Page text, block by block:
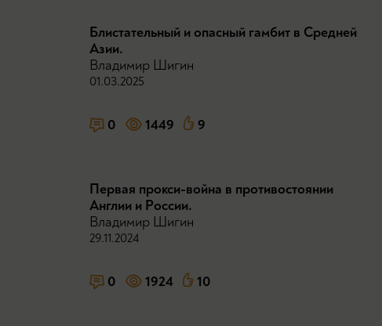
Блистательный и опасный гамбит в Средней
Азии.
Владимир Шигин
01.03.2025
0 1449 9
Первая прокси-война в противостоянии
Англии и России.
Владимир Шигин
29.11.2024
0 1924 10